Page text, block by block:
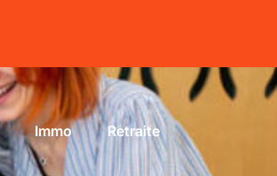
Immo Retraite